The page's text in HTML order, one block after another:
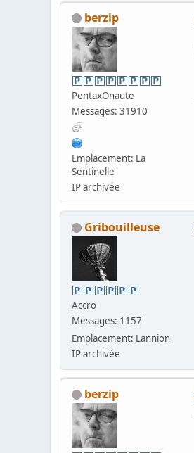
berzip
PentaxOnaute
Messages: 31910
Emplacement: La
Sentinelle
IP archivée
Gribouilleuse
Accro
Messages: 1157
Emplacement: Lannion
IP archivée
berzip